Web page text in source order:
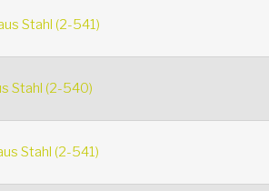
Stahl (2-541)
Stahl (2-540)
Stahl (2-541)